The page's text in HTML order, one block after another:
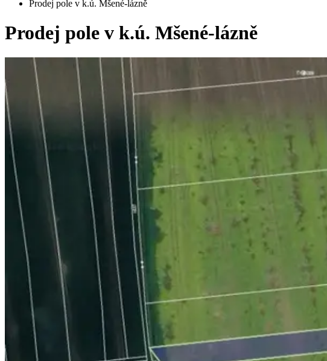
Prodej pole v k.ú. Mšené-lázně
Prodej pole v k.ú. Mšené-lázně